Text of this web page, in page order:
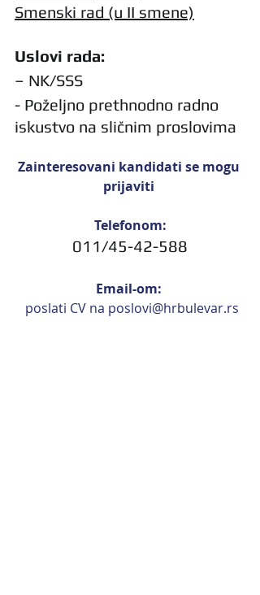
Smenski rad (u II smene)
Uslovi rada:
– NK/SSS
- Poželjno prethnodno radno
iskustvo na sličnim proslovima
Zainteresovani kandidati se mogu
prijaviti
Telefonom:
011/45-42-588
Email-om:
poslati CV na poslovi@hrbulevar.rs